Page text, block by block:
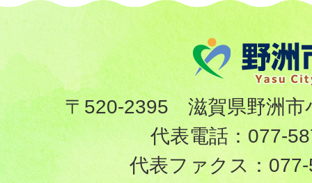
〒520-2395 滋賀県野洲市
代表電話： 077-
代表ファクス：